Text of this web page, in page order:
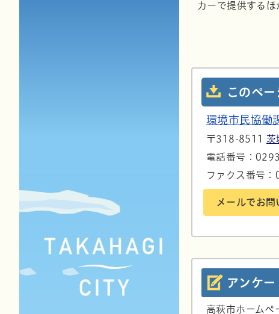
カーで提供する
このペ
環境市民協働
〒318-8511 茨
電話番号：
ファクス番号
メールでお
アンケー
高萩市ホームペ